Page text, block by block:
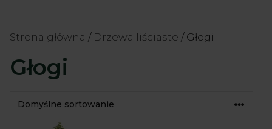
Strona główna / Drzewa liściaste / Głogi
Głogi